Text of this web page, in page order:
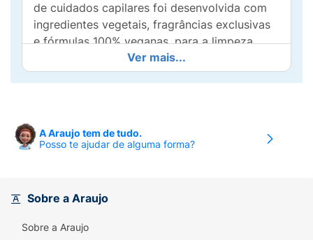
de cuidados capilares foi desenvolvida com
ingredientes vegetais, fragrâncias exclusivas
e fórmulas 100% veganas, para a limpeza
diária e hidratação do seu cabelo! Além disso,
é livre de corantes, petrolato, parabenos e
Cruelty Free International, padrão ouro
globalmente reconhecido para produtos livres
Ver mais...
A Araujo tem de tudo.
Posso te ajudar de alguma forma?
Sobre a Araujo
Sobre a Araujo